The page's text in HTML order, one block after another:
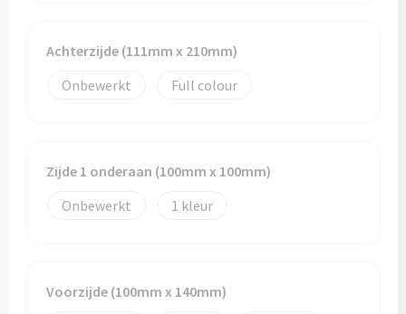
Achterzijde (111mm x 210mm)
Onbewerkt
Full colour
Zijde 1 onderaan (100mm x 100mm)
Onbewerkt
1
Voorzijde (100mm x 140mm)